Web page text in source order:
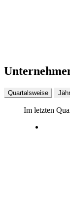
Quartalsweise
Im letzten